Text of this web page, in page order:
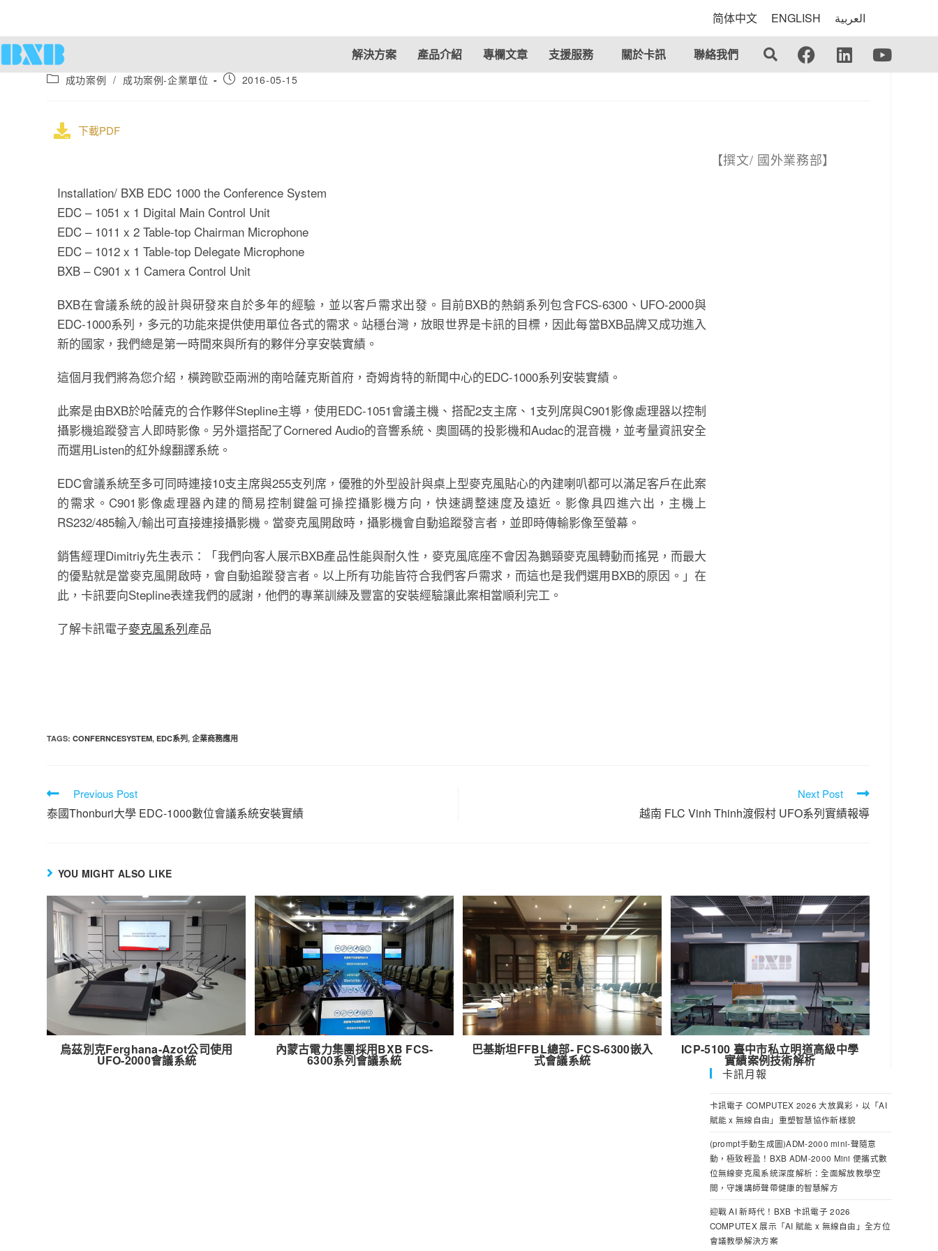
简体中文 ENGLISH العربية
解決方案 產品介紹 專欄文章 支援服務 關於卡訊 聯絡我們
成功案例 / 成功案例-企業單位 2016-05-15
下載PDF
【撰文/ 國外業務部】
Installation/ BXB EDC 1000 the Conference System
EDC – 1051 x 1 Digital Main Control Unit
EDC – 1011 x 2 Table-top Chairman Microphone
EDC – 1012 x 1 Table-top Delegate Microphone
BXB – C901 x 1 Camera Control Unit
BXB在會議系統的設計與研發來自於多年的經驗，並以客戶需求出發。目前BXB的熱銷系列包含FCS-6300、UFO-2000與
EDC-1000系列，多元的功能來提供使用單位各式的需求。站穩台灣，放眼世界是卡訊的目標，因此每當BXB品牌又成功進入
新的國家，我們總是第一時間來與所有的夥伴分享安裝實績。
這個月我們將為您介紹，橫跨歐亞兩洲的南哈薩克斯首府，奇姆肯特的新聞中心的EDC-1000系列安裝實績。
此案是由BXB於哈薩克的合作夥伴Stepline主導，使用EDC-1051會議主機、搭配2支主席、1支列席與C901影像處理器以控制
攝影機追蹤發言人即時影像。另外還搭配了Cornered Audio的音響系統、奧圖碼的投影機和Audac的混音機，並考量資訊安全
而選用Listen的紅外線翻譯系統。
EDC會議系統至多可同時連接10支主席與255支列席，優雅的外型設計與桌上型麥克風貼心的內建喇叭都可以滿足客戶在此案
的需求。C901影像處理器內建的簡易控制鍵盤可操控攝影機方向，快速調整速度及遠近。影像具四進六出，主機上
RS232/485輸入/輸出可直接連接攝影機。當麥克風開啟時，攝影機會自動追蹤發言者，並即時傳輸影像至螢幕。
銷售經理Dimitriy先生表示：「我們向客人展示BXB產品性能與耐久性，麥克風底座不會因為鵝頸麥克風轉動而搖晃，而最大
的優點就是當麥克風開啟時，會自動追蹤發言者。以上所有功能皆符合我們客戶需求，而這也是我們選用BXB的原因。」在
此，卡訊要向Stepline表達我們的感謝，他們的專業訓練及豐富的安裝經驗讓此案相當順利完工。
了解卡訊電子麥克風系列產品
TAGS:CONFERNCESYSTEM, EDC系列, 企業商務應用
Previous Post
泰國Thonburi大學 EDC-1000數位會議系統安裝實績
Next Post
越南 FLC Vinh Thinh渡假村 UFO系列實績報導
YOU MIGHT ALSO LIKE
烏茲別克Ferghana-Azot公司使用
UFO-2000會議系統
內蒙古電力集團採用BXB FCS-
6300系列會議系統
巴基斯坦FFBL總部- FCS-6300嵌入
式會議系統
ICP-5100 臺中市私立明道高級中學
實績案例技術解析
卡訊月報
卡訊電子 COMPUTEX 2026 大放異彩，以「AI
賦能 x 無線自由」重塑智慧協作新樣貌
(prompt手動生成圖)ADM-2000 mini-聲隨意
動，極致輕盈！BXB ADM-2000 Mini 便攜式數
位無線麥克風系統深度解析：全面解放教學空
間，守護講師聲帶健康的智慧解方
迎戰 AI 新時代！BXB 卡訊電子 2026
COMPUTEX 展示「AI 賦能 x 無線自由」全方位
會議教學解決方案